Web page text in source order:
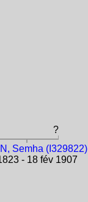
?
Semha (I329822)
- 18 fév 1907